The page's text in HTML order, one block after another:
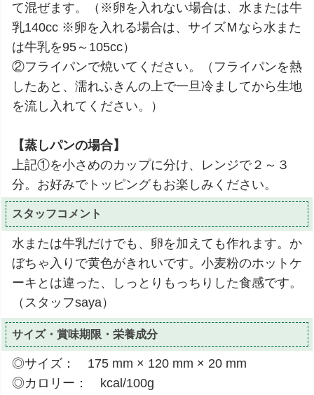
て混ぜます。（※卵を入れない場合は、水または牛
乳140cc ※卵を入れる場合は、サイズＭなら水また
は牛乳を95～105cc）
②フライパンで焼いてください。（フライパンを熱
したあと、濡れふきんの上で一旦冷ましてから生地
を流し入れてください。）
【蒸しパンの場合】
上記①を小さめのカップに分け、レンジで２～３
分。お好みでトッピングもお楽しみください。
スタッフコメント
水または牛乳だけでも、卵を加えても作れます。か
ぼちゃ入りで黄色がきれいです。小麦粉のホットケ
ーキとは違った、しっとりもっちりした食感です。
（スタッフsaya）
サイズ・賞味期限・栄養成分
◎サイズ： 175 mm × 120 mm × 20 mm
◎カロリー： kcal/100g